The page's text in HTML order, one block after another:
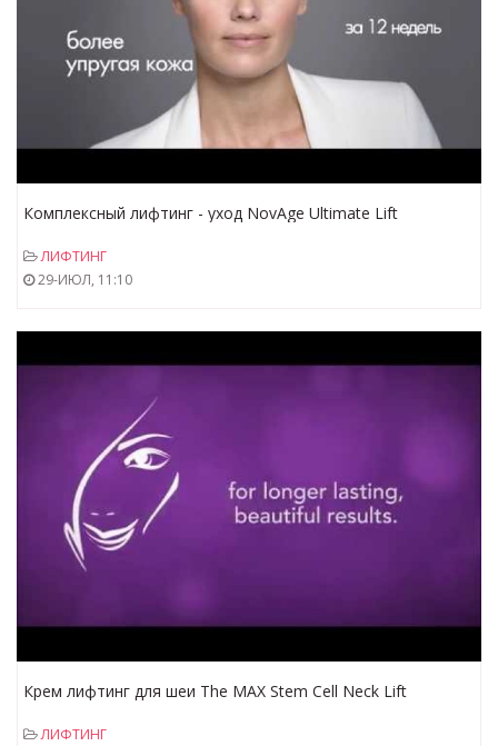
Комплексный лифтинг - уход NovAge Ultimate Lift
ЛИФТИНГ
29-ИЮЛ, 11:10
Крем лифтинг для шеи The MAX Stem Cell Neck Lift
ЛИФТИНГ